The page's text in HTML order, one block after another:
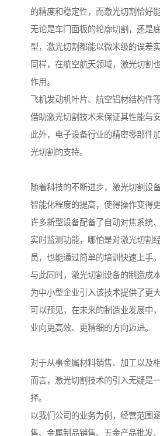
的精度和稳定性，而激光切割恰好
无论是车门面板的轮廓切割，还是
型，激光切割都能以微米级的误差
同样，在航空航天领域，激光切割
作用。
飞机发动机叶片、航空铝材结构件
借助激光切割技术来保证其性能与安
此外，电子设备行业的精密零部件
光切割的支持。
随着科技的不断进步，激光切割设
智能化程度的提高，使得操作变得更
许多新型设备配备了自动对焦系统
实时监测功能，哪怕是对激光切割
员，也能通过简单的培训快速上手。
与此同时，激光切割设备的制造成
为中小型企业引入该技术提供了更
可以预见，在未来的制造业发展中
业向更高效、更精细的方向迈进。
对于从事金属材料销售、加工以及
而言，激光切割技术的引入无疑是
择。
以我们公司的业务为例，经营范围
售、金属制品销售、五金产品批发